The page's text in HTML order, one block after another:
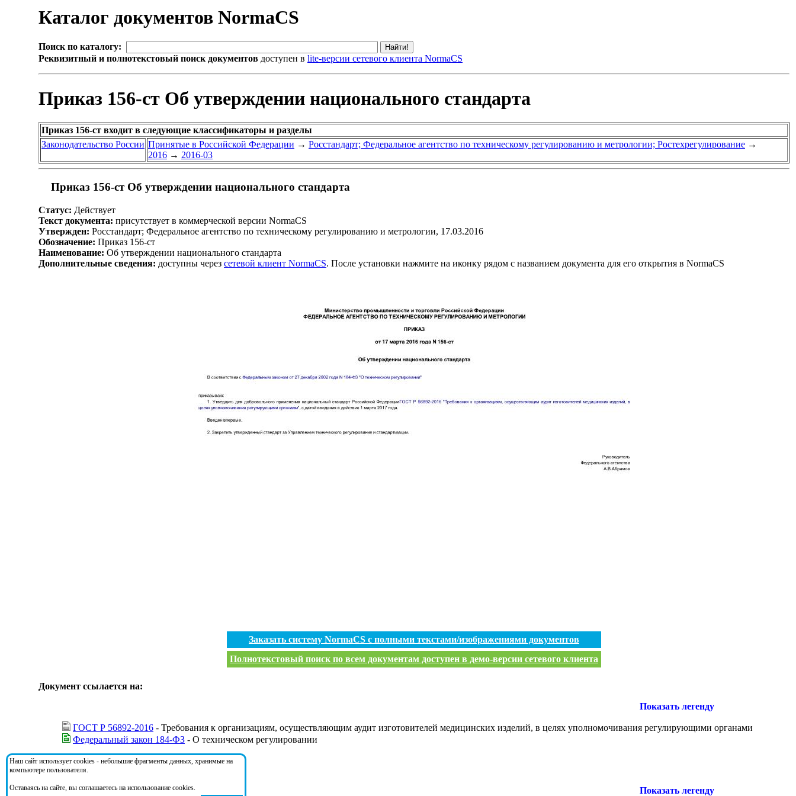
Каталог документов NormaCS
Поиск по каталогу:
Реквизитный и полнотекстовый поиск документов доступен в lite-версии сетевого клиента NormaCS
Приказ 156-ст Об утверждении национального стандарта
Приказ 156-ст входит в следующие классификаторы и разделы
Законодательство России Принятые в Российской Федерации → Росстандарт; Федеральное агентство по техническому регулированию и метрологии; Ростехрегулирование →
2016 → 2016-03
Приказ 156-ст Об утверждении национального стандарта
Статус: Действует
Текст документа: присутствует в коммерческой версии NormaCS
Утвержден: Росстандарт; Федеральное агентство по техническому регулированию и метрологии, 17.03.2016
Обозначение: Приказ 156-ст
Наименование: Об утверждении национального стандарта
Дополнительные сведения: доступны через сетевой клиент NormaCS. После установки нажмите на иконку рядом с названием документа для его открытия в NormaCS
Заказать систему NormaCS с полными текстами/изображениями документов
Полнотекстовый поиск по всем документам доступен в демо-версии сетевого клиента
Документ ссылается на:
Показать легенду
ГОСТ Р 56892-2016 - Требования к организациям, осуществляющим аудит изготовителей медицинских изделий, в целях уполномочивания регулирующими органами
Федеральный закон 184-ФЗ - О техническом регулировании
На документ ссылаются:
Показать легенду
Наш сайт использует cookies - небольшие фрагменты данных, хранимые на
компьютере пользователя.
Оставаясь на сайте, вы соглашаетесь на использование cookies.